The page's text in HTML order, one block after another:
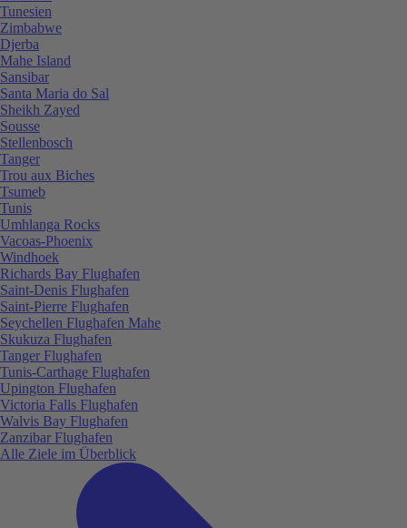
Tunesien
Zimbabwe
Djerba
Mahe Island
Sansibar
Santa Maria do Sal
Sheikh Zayed
Sousse
Stellenbosch
Tanger
Trou aux Biches
Tsumeb
Tunis
Umhlanga Rocks
Vacoas-Phoenix
Windhoek
Richards Bay Flughafen
Saint-Denis Flughafen
Saint-Pierre Flughafen
Seychellen Flughafen Mahe
Skukuza Flughafen
Tanger Flughafen
Tunis-Carthage Flughafen
Upington Flughafen
Victoria Falls Flughafen
Walvis Bay Flughafen
Zanzibar Flughafen
Alle Ziele im Überblick